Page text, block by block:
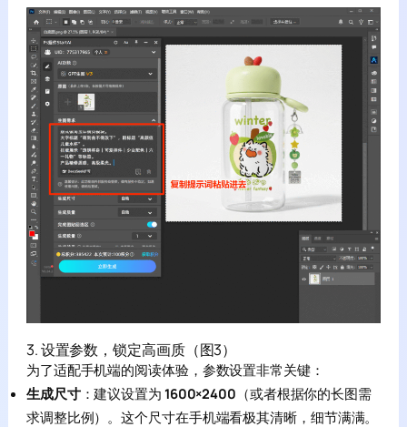
3. 设置参数，锁定高画质（图3）
为了适配手机端的阅读体验，参数设置非常关键：
生成尺寸：建议设置为 1600×2400 （或者根据你的长图需
求调整比例）。这个尺寸在手机端看极其清晰，细节满满。